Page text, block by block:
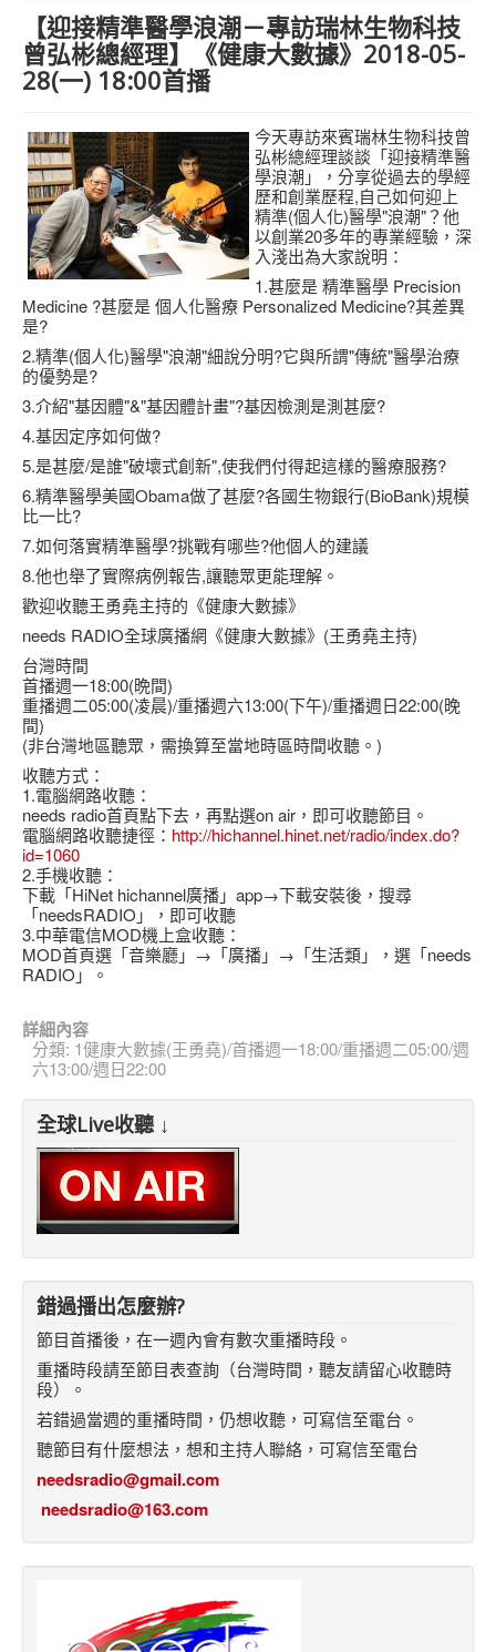
【迎接精準醫學浪潮－專訪瑞林生物科技
曾弘彬總經理】《健康大數據》2018-05-
28(一) 18:00首播
今天專訪來賓瑞林生物科技曾
弘彬總經理談談「迎接精準醫
學浪潮」，分享從過去的學經
歷和創業歷程,自己如何迎上
精準(個人化)醫學"浪潮"？他
以創業20多年的專業經驗，深
入淺出為大家說明：
1.甚麼是 精準醫學 Precision
Medicine ?甚麼是 個人化醫療 Personalized Medicine?其差異
是?
2.精準(個人化)醫學"浪潮"細說分明?它與所謂"傳統"醫學治療
的優勢是?
3.介紹"基因體"&"基因體計畫"?基因檢測是測甚麼?
4.基因定序如何做?
5.是甚麼/是誰"破壞式創新",使我們付得起這樣的醫療服務?
6.精準醫學美國Obama做了甚麼?各國生物銀行(BioBank)規模
比一比?
7.如何落實精準醫學?挑戰有哪些?他個人的建議
8.他也舉了實際病例報告,讓聽眾更能理解。
歡迎收聽王勇堯主持的《健康大數據》
needs RADIO全球廣播網《健康大數據》(王勇堯主持)
台灣時間
首播週一18:00(晩間)
重播週二05:00(凌晨)/重播週六13:00(下午)/重播週日22:00(晚
間)
(非台灣地區聽眾，需換算至當地時區時間收聽。)
收聽方式：
1.電腦網路收聽：
needs radio首頁點下去，再點選on air，即可收聽節目。
電腦網路收聽捷徑： http://hichannel.hinet.net/radio/index.do?
id=1060
2.手機收聽：
下載「HiNet hichannel廣播」app→下載安裝後，搜尋
「needsRADIO」，即可收聽
3.中華電信MOD機上盒收聽：
MOD首頁選「音樂廳」→「廣播」→「生活類」，選「needs
RADIO」。
詳細內容
分類: 1健康大數據(王勇堯)/首播週一18:00/重播週二05:00/週
六13:00/週日22:00
全球Live收聽 ↓
錯過播出怎麼辦?
節目首播後，在一週內會有數次重播時段。
重播時段請至節目表查詢（台灣時間，聽友請留心收聽時
段）。
若錯過當週的重播時間，仍想收聽，可寫信至電台。
聽節目有什麼想法，想和主持人聯絡，可寫信至電台
needsradio@gmail.com
needsradio@163.com